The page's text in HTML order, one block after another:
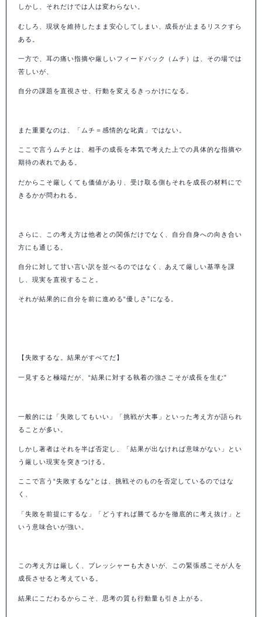
しかし、それだけでは人は変わらない。
むしろ、現状を維持したまま安心してしまい、成長が止まるリスクすら
ある。
一方で、耳の痛い指摘や厳しいフィードバック（ムチ）は、その場では
苦しいが、
自分の課題を直視させ、行動を変えるきっかけになる。
また重要なのは、「ムチ＝感情的な叱責」ではない。
ここで言うムチとは、相手の成長を本気で考えた上での具体的な指摘や
期待の表れである。
だからこそ厳しくても価値があり、受け取る側もそれを成長の材料にで
きるかが問われる。
さらに、この考え方は他者との関係だけでなく、自分自身への向き合い
方にも通じる。
自分に対して甘い言い訳を並べるのではなく、あえて厳しい基準を課
し、現実を直視すること。
それが結果的に自分を前に進める“優しさ”になる。
【失敗するな。結果がすべてだ】
一見すると極端だが、“結果に対する執着の強さこそが成長を生む”
一般的には「失敗してもいい」「挑戦が大事」といった考え方が語られ
ることが多い。
しかし著者はそれを半ば否定し、「結果が出なければ意味がない」とい
う厳しい現実を突きつける。
ここで言う“失敗するな”とは、挑戦そのものを否定しているのではな
く、
「失敗を前提にするな」「どうすれば勝てるかを徹底的に考え抜け」と
いう意味合いが強い。
この考え方は厳しく、プレッシャーも大きいが、この緊張感こそが人を
成長させると考えている。
結果にこだわるからこそ、思考の質も行動量も引き上がる。